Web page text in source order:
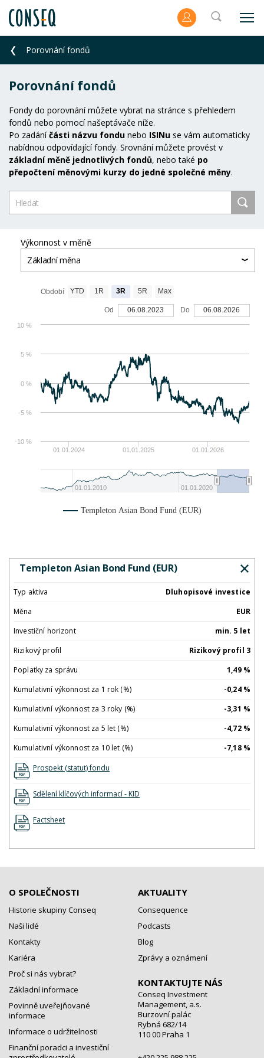
Porovnání fondů
Porovnání fondů
Fondy do porovnání můžete vybrat na stránce s přehledem
fondů nebo pomocí našeptávače níže.
Po zadáníčásti názvu fondu nebo ISINu se vám automaticky
nabídnou odpovídající fondy. Srovnání můžete provést v
základní měně jednotlivých fondů, nebo také po
přepočtení měnovými kurzy do jedné společné měny.
Výkonnost v měně
Základní měna
01.01.2024 01.01.2025 01.01.2026
01.01.2010 01.01.2020
-10 %
-5 %
0 %
5 %
10 %
Období YTD 1R 3R 5R Max
Od 06.08.2023 Do 06.08.2026
Templeton Asian Bond Fund (EUR)
Templeton Asian Bond Fund (EUR)
Typ aktiva
Dluhopisové investice
Měna
EUR
Investiční horizont
min. 5 let
Rizikový profil
Rizikový profil 3
Poplatky za správu
1,49 %
Kumulativní výkonnost za 1 rok (%)
-0,24 %
Kumulativní výkonnost za 3 roky (%)
-3,31 %
Kumulativní výkonnost za 5 let (%)
-4,72 %
Kumulativní výkonnost za 10 let (%)
-7,18 %
Prospekt (statut) fondu
Sdělení klíčových informací - KID
Factsheet
O SPOLEČNOSTI
Historie skupiny Conseq
Naši lidé
Kontakty
Kariéra
Proč si nás vybrat?
Základní informace
Povinně uveřejňované
informace
Informace o udržitelnosti
Finanční poradci a investiční
AKTUALITY
Consequence
Podcasts
Blog
Zprávy a oznámení
KONTAKTUJTE NÁS
Conseq Investment
Management, a.s.
Burzovní palác
Rybná 682/14
110 00 Praha 1